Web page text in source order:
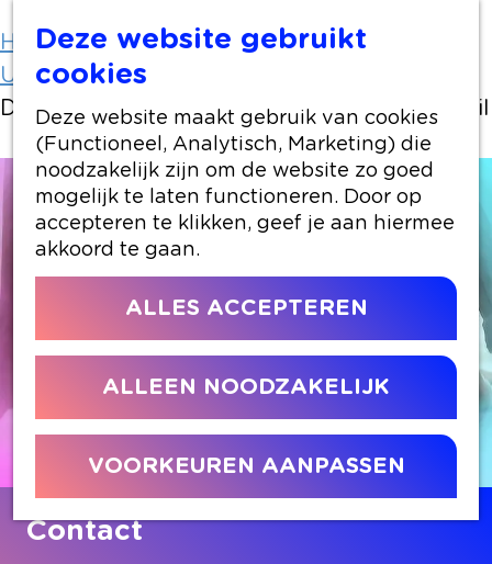
Deze website gebruikt
cookies
Deze website maakt gebruik van cookies
(Functioneel, Analytisch, Marketing) die
noodzakelijk zijn om de website zo goed
mogelijk te laten functioneren. Door op
accepteren te klikken, geef je aan hiermee
akkoord te gaan.
ALLES ACCEPTEREN
ALLEEN NOODZAKELIJK
VOORKEUREN AANPASSEN
Home
Uit-agenda
Uit-agenda overzicht
Dansmeditatie: bewegen zoals je lichaam wil
Contact